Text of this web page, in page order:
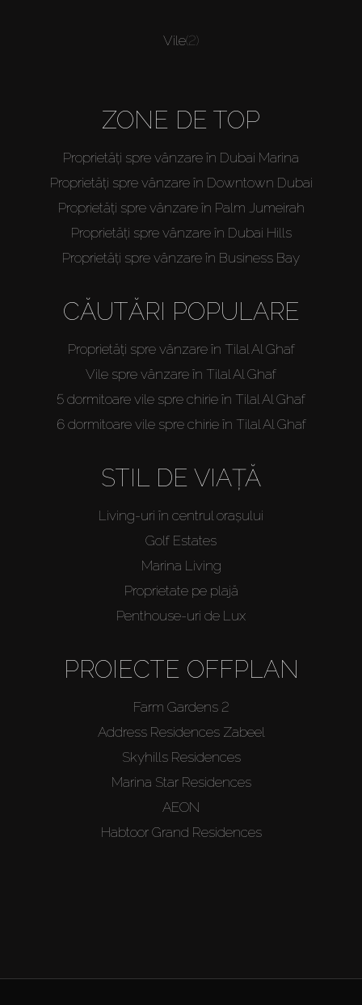
Vile(2)
ZONE DE TOP
Proprietăți spre vânzare în Dubai Marina
Proprietăți spre vânzare în Downtown Dubai
Proprietăți spre vânzare în Palm Jumeirah
Proprietăți spre vânzare în Dubai Hills
Proprietăți spre vânzare în Business Bay
CĂUTĂRI POPULARE
Proprietăți spre vânzare în Tilal Al Ghaf
Vile spre vânzare în Tilal Al Ghaf
5 dormitoare vile spre chirie în Tilal Al Ghaf
6 dormitoare vile spre chirie în Tilal Al Ghaf
STIL DE VIAȚĂ
Living-uri în centrul orașului
Golf Estates
Marina Living
Proprietate pe plajă
Penthouse-uri de Lux
PROIECTE OFFPLAN
Farm Gardens 2
Address Residences Zabeel
Skyhills Residences
Marina Star Residences
AEON
Habtoor Grand Residences